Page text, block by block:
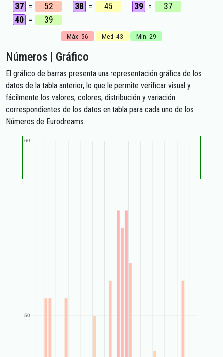
37 = 52 38 = 45 39 =
37
40 = 39
Máx: 56 Med: 43 Mín: 29
Números | Gráfico
El gráfico de barras presenta una representación gráfica de los
datos de la tabla anterior, lo que le permite verificar visual y
fácilmente los valores, colores, distribución y variación
correspondientes de los datos en tabla para cada uno de los
Números de Eurodreams.